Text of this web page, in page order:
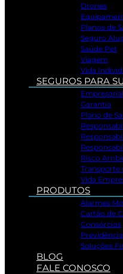
Drones
Planos de
Seguro
Saúde Pet
Viagem
Vida
SEGUROS PARA
Empresarial
Garantia
Plano de
Risco
Transporte
Vida
PRODUTOS
Alarmes
Cartão de
Consórcios
Previdência
Soluções
BLOG
FALE CONOSCO